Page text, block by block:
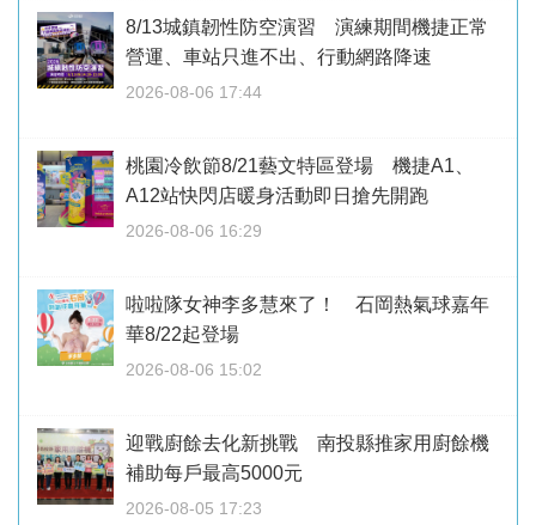
8/13城鎮韌性防空演習 演練期間機捷正常
營運、車站只進不出、行動網路降速
2026-08-06 17:44
桃園冷飲節8/21藝文特區登場 機捷A1、
A12站快閃店暖身活動即日搶先開跑
2026-08-06 16:29
啦啦隊女神李多慧來了！ 石岡熱氣球嘉年
華8/22起登場
2026-08-06 15:02
迎戰廚餘去化新挑戰 南投縣推家用廚餘機
補助每戶最高5000元
2026-08-05 17:23